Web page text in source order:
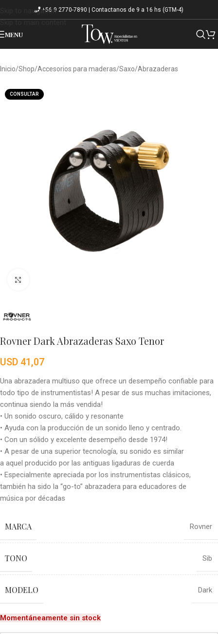
Skip to navigation
Skip to main content
+56 9 2770-7890 | Contactanos de 9 a 16 hs (GTM-4)
MENU
Inicio/Shop/Accesorios para maderas/Saxo/Abrazaderas
CONSULTAR
Rovner Dark Abrazaderas Saxo Tenor
USD 41,07
Una abrazadera multiuso que ofrece un desempeño confiable para
todo tipo de instrumentistas! A pesar de sus muchas imitaciones,
continua siendo la más vendida!
• Un sonido oscuro, cálido y resonante
• Ayuda con la producción de un sonido lleno y centrado.
• Con un sólido y excelente desempeño desde 1974!
• A pesar de una superior tecnología, su sonido es similar
a aquel producido por las antiguas ligaduras de cuerda
• Especialmente apreciada por los instrumentistas clásicos,
también ha sido la “go-to” abrazadera para educadores de
música por décadas
MARCA Rovner
TONO Sib
MODELO Dark
Momentáneamente sin stock